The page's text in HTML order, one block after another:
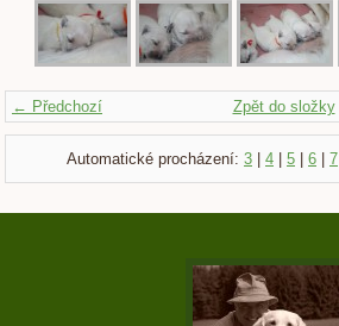
← Předchozí Zpět do složky
Automatické procházení: 3 4 5 6 7